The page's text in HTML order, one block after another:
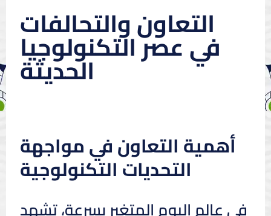
التعاون والتحالفات
في عصر التكنولوجيا
الحديثة
أهمية التعاون في مواجهة
التحديات التكنولوجية
في عالم اليوم المتغير بسرعة، تشهد